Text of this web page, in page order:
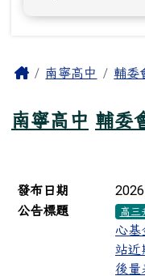
主內容區域
Home南寧高中 輔委
南寧高中 輔委
新聞列表
發布日期
公告標題 高三
心基
站近
後量